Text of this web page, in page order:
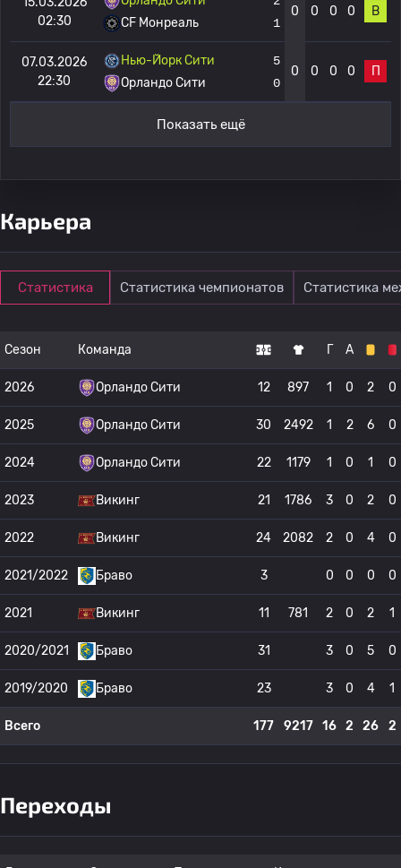
02:30
CF Монреаль
1
0 0 0 0 В
07.03.2026
22:30
Нью-Йорк Сити
Орландо Сити
5
0
0 0 0 0 П
Показать ещё
Карьера
Статистика Статистика чемпионатов Статистика
Сезон Команда Г А
2026 Орландо Сити 12 897 1 0 2 0
2025 Орландо Сити 30 2492 1 2 6 0
2024 Орландо Сити 22 1179 1 0 1 0
2023 Викинг 21 1786 3 0 2 0
2022 Викинг 24 2082 2 0 4 0
2021/2022 Браво 3 0 0 0 0
2021 Викинг 11 781 2 0 2 1
2020/2021 Браво 31 3 0 5 0
2019/2020 Браво 23 3 0 4 1
Всего 177 9217 16 2 26 2
Переходы